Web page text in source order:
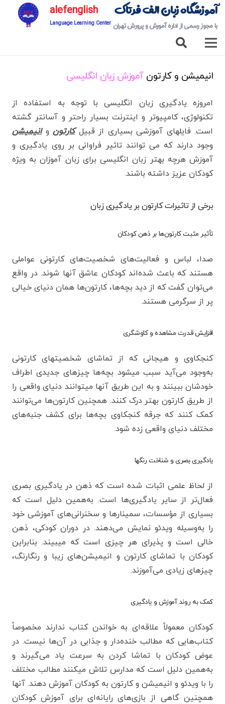
آموزشگاه زبان الف فرتاک
با مجوز رسمی از اداره آمورش و پرورش تهران
alefenglish
Language Learning Center
انیمیشن و کارتون آموزش زبان انگلیسی
امروزه یادگیری زبان انگلیسی با توجه به استفاده از
تکنولوژی، کامپیوتر و اینترنت بسیار راحتر و آسانتر گشته
است. فایلهای آموزشی بسیاری از قبیلکارتون وانیمیشن
وجود دارند که می توانند تاثیر فراوانی بر روی یادگیری و
آموزش هرچه بهتر زبان انگلیسی برای زبان آموزان به ویژه
کودکان عزیز داشته باشند.
برخی از تاثیرات کارتون بر یادگیری زبان
تأثیر مثبت کارتون‌ها بر ذهن کودکان
صدا، لباس و فعالیت‌های شخصیت‌های کارتونی عواملی
هستند که باعث شده‌اند کودکان عاشق آنها شوند. در واقع
می‌توان گفت که از دید بچه‌ها، کارتون‌ها همان دنیای خیالی
پر از سرگرمی هستند.
افزایش قدرت مشاهده و کاوشگری
کنجکاوی و هیجانی که از تماشای شخصیتهای کارتونی
به‌وجود می‌آید سبب میشود بچه‌ها چیزهای جدیدی اطراف
خودشان ببینند و به این طریق آنها میتوانند دنیای واقعی را
از طریق کارتون بهتر درک کنند. همچنین کارتون‌ها می‌توانند
کمک کنند که جرقه کنجکاوی بچه‌ها برای کشف جنبه‌های
مختلف دنیای واقعی زده شود.
یادگیری بصری و شناخت رنگها
از لحاظ علمی اثبات شده است که ذهن در یادگیری بصری
فعال‌تر از سایر یادگیری‌ها است. به‌همین دلیل است که
بسیاری از مؤسسات، سمینارها و سخنرانی‌های آموزشی خود
را به‌وسیله ویدئو نمایش می‌دهند. در دوران کودکی، ذهن
خالی است و پذیرای هر چیزی است که میبیند. بنابراین
کودکان با تماشای کارتون و انیمیشن‌های زیبا و رنگارنگ،
چیزهای زیادی می‌آموزند.
کمک به روند آموزش و یادگیری
کودکان معمولاً علاقه‌ای به خواندن کتاب ندارند مخصوصاً
کتاب‌هایی که مطالب خنده‌دار و جذابی در آن‌ها نیست. در
عوض کودکان با تماشا کردن به سرعت یاد می‌گیرند و
به‌همین دلیل است که مدارس تلاش میکنند مطالب مختلف
را با ویدئو و انیمیشن و کارتون به کودکان آموزش دهند. آنها
همچنین گاهی از بازی‌های رایانه‌ای برای آموزش کودکان